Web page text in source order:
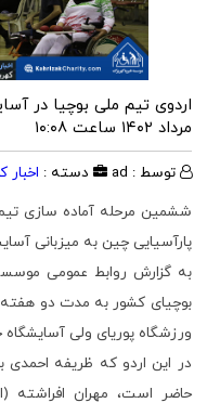
اردوی تیم ملی بوچیا در
مرداد ۱۴۰۲ ساعت ۱۰:۰۸
توسط : ad دسته : اخبار
ششمین مرحله آماده سازی
پارآسیایی چین به میزبانی
به گزارش روابط عمومی
بوچیای کشور به مدت دو هفته
ورزشگاه پوریای ولی
در این اردو که ظریفه احمدی
حاضر است، مهران افراشته